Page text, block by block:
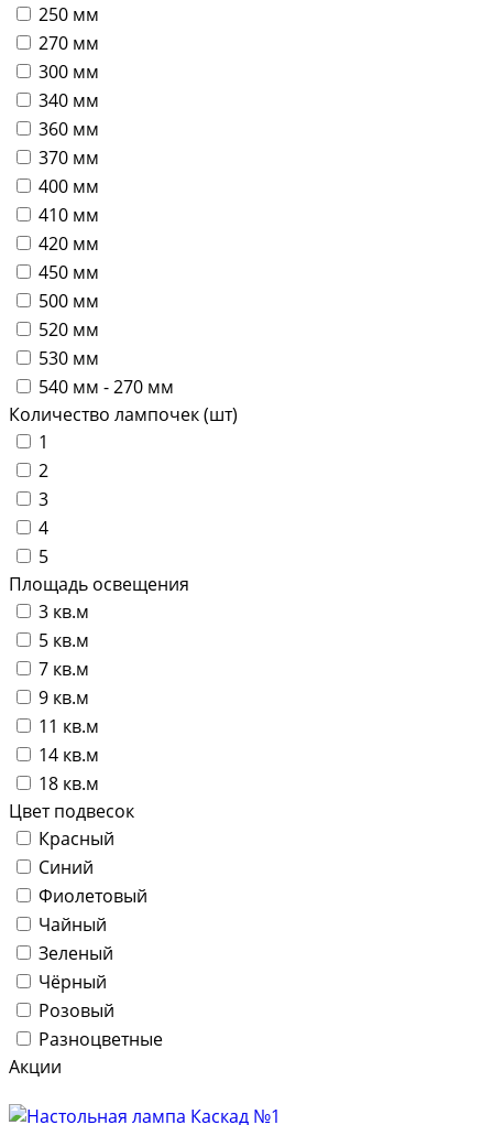
250 мм
270 мм
300 мм
340 мм
360 мм
370 мм
400 мм
410 мм
420 мм
450 мм
500 мм
520 мм
530 мм
540 мм - 270 мм
Количество лампочек (шт)
1
2
3
4
5
Площадь освещения
3 кв.м
5 кв.м
7 кв.м
9 кв.м
11 кв.м
14 кв.м
18 кв.м
Цвет подвесок
Красный
Синий
Фиолетовый
Чайный
Зеленый
Чёрный
Розовый
Разноцветные
Акции